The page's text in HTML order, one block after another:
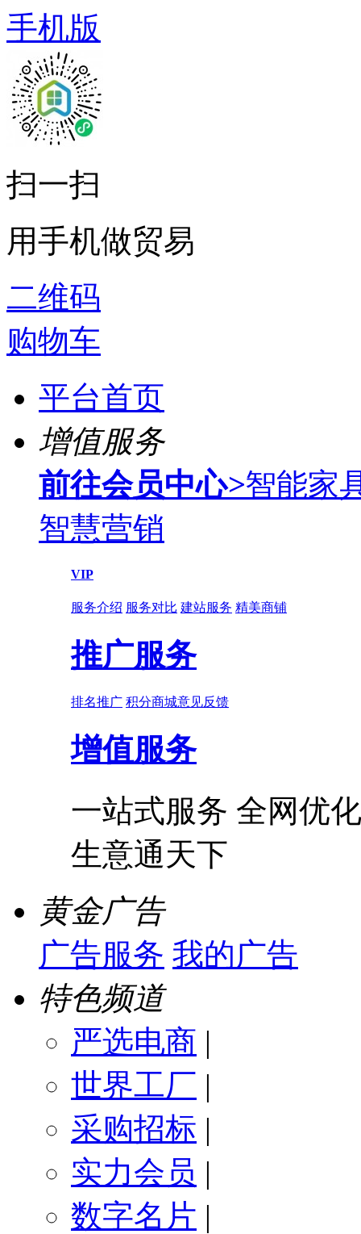
手机版
扫一扫
用手机做贸易
二维码
购物车
平台首页
增值服务
前往会员中心>智能家
智慧营销
VIP
服务介绍 服务对比 建站服务 精美商铺
推广服务
排名推广 积分商城意见反馈
增值服务
一站式服务 全网优
生意通天下
黄金广告
广告服务 我的广告
特色频道
严选电商 |
世界工厂 |
采购招标 |
实力会员 |
数字名片 |